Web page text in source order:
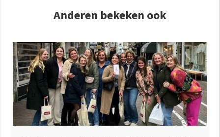
Anderen bekeken ook